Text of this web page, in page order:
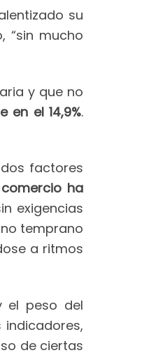
su
“sin mucho
y que no
el 14,9%.
factores
ha
exigencias
temprano
a ritmos
el peso del
de ciertas